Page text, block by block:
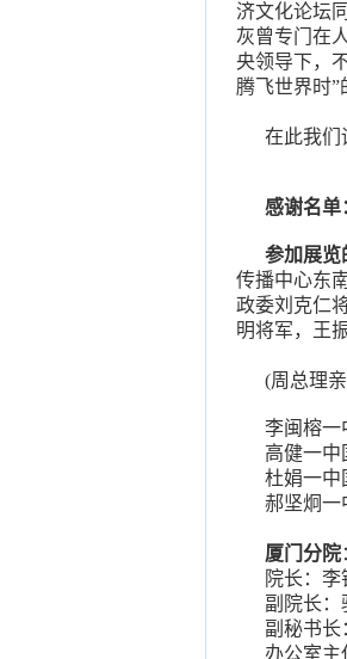
济文化论坛
灰曾专门在
央领导下，
腾飞世界时”
在此我们
感谢名单
参加展览
传播中心东
政委刘克仁
明将军，王
(周总理
李闽榕一
高健一中
杜娟一中
郝坚炯一
厦门分院
院长：李
副院长：
副秘书长
办公室主